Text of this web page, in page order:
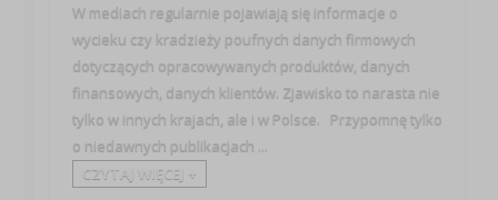
W mediach regularnie pojawiają się informacje o
wycieku czy kradzieży poufnych danych firmowych
dotyczących opracowywanych produktów, danych
finansowych, danych klientów. Zjawisko to narasta nie
tylko w innych krajach, ale i w Polsce. Przypomnę tylko
o niedawnych publikacjach ...
CZYTAJ WIĘCEJ +